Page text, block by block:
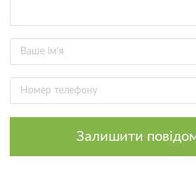
Залишити